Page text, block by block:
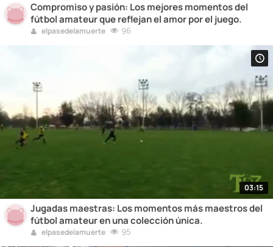
Compromiso y pasión: Los mejores momentos del
fútbol amateur que reflejan el amor por el juego.
elpasedelamuerte 96
03:15
Jugadas maestras: Los momentos más maestros del
fútbol amateur en una colección única.
elpasedelamuerte 95